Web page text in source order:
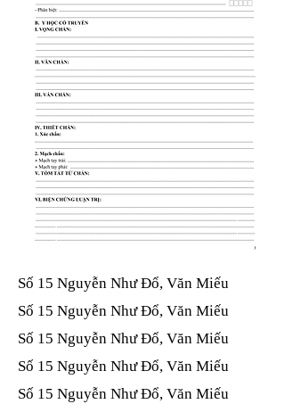
Số 15 Nguyễn Như Đổ, Văn Miếu​​​​
Số 15 Nguyễn Như Đổ, Văn Miếu​​​​
Số 15 Nguyễn Như Đổ, Văn Miếu​​​​
Số 15 Nguyễn Như Đổ, Văn Miếu​​​​
Số 15 Nguyễn Như Đổ, Văn Miếu​​​​